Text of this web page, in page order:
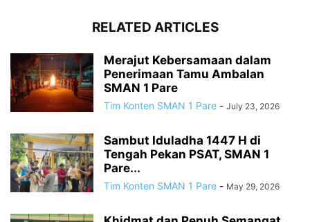
RELATED ARTICLES
Merajut Kebersamaan dalam
Penerimaan Tamu Ambalan
SMAN 1 Pare
Tim Konten SMAN 1 Pare - July 23, 2026
Sambut Iduladha 1447 H di
Tengah Pekan PSAT, SMAN 1
Pare...
Tim Konten SMAN 1 Pare - May 29, 2026